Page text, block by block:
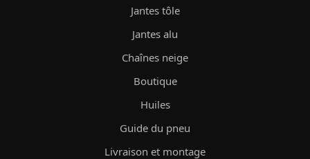
Jantes tôle
Jantes alu
Chaînes neige
Boutique
Huiles
Guide du pneu
Livraison et montage